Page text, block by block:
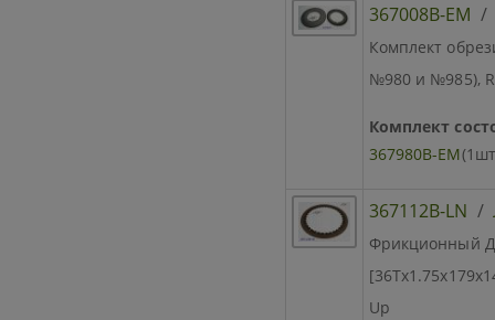
367008B-EM
Комплект
№980 и №985),
Комплект
367980B-EM
367112B-LN /
Фрикционный
Up